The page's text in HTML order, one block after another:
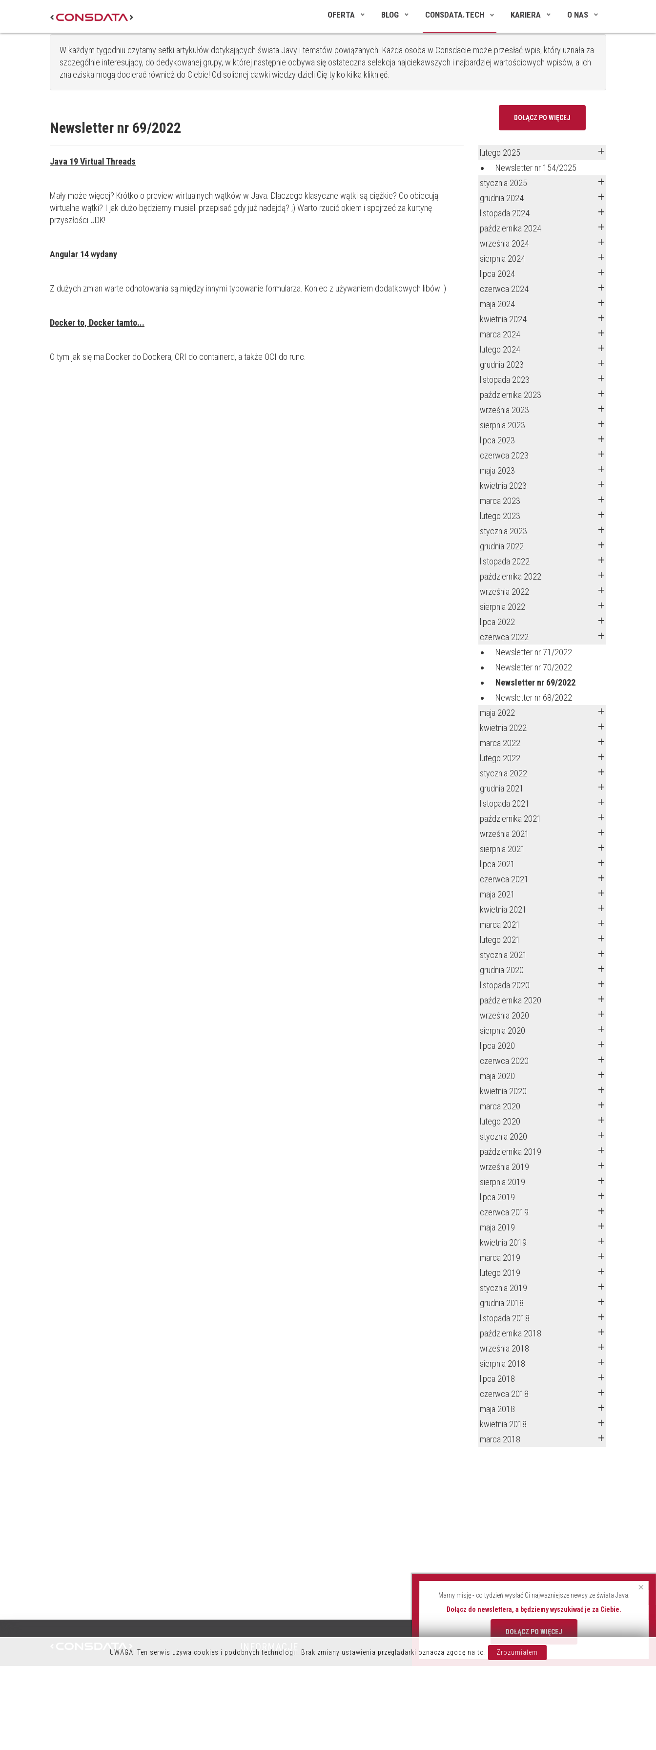
OFERTA BLOG CONSDATA.TECH KARIERA O NAS
W każdym tygodniu czytamy setki artykułów dotykających świata Javy i tematów powiązanych. Każda osoba w Consdacie może przesłać wpis, który uznała za
szczególnie interesujący, do dedykowanej grupy, w której następnie odbywa się ostateczna selekcja najciekawszych i najbardziej wartościowych wpisów, a ich
znaleziska mogą docierać również do Ciebie! Od solidnej dawki wiedzy dzieli Cię tylko kilka kliknięć.
Newsletter nr 69/2022
Java 19 Virtual Threads
Mały może więcej? Krótko o preview wirtualnych wątków w Java. Dlaczego klasyczne wątki są ciężkie? Co obiecują
wirtualne wątki? I jak dużo będziemy musieli przepisać gdy już nadejdą? ;) Warto rzucić okiem i spojrzeć za kurtynę
przyszłości JDK!
Angular 14 wydany
Z dużych zmian warte odnotowania są między innymi typowanie formularza. Koniec z używaniem dodatkowych libów :)
Docker to, Docker tamto...
O tym jak się ma Docker do Dockera, CRI do containerd, a także OCI do runc.
DOŁĄCZ PO WIĘCEJ
lutego 2025
Newsletter nr 154/2025
stycznia 2025
grudnia 2024
listopada 2024
października 2024
września 2024
sierpnia 2024
lipca 2024
czerwca 2024
maja 2024
kwietnia 2024
marca 2024
lutego 2024
grudnia 2023
listopada 2023
października 2023
września 2023
sierpnia 2023
lipca 2023
czerwca 2023
maja 2023
kwietnia 2023
marca 2023
lutego 2023
stycznia 2023
grudnia 2022
listopada 2022
października 2022
września 2022
sierpnia 2022
lipca 2022
czerwca 2022
Newsletter nr 71/2022
Newsletter nr 70/2022
Newsletter nr 69/2022
Newsletter nr 68/2022
maja 2022
kwietnia 2022
marca 2022
lutego 2022
stycznia 2022
grudnia 2021
listopada 2021
października 2021
września 2021
sierpnia 2021
lipca 2021
czerwca 2021
maja 2021
kwietnia 2021
marca 2021
lutego 2021
stycznia 2021
grudnia 2020
listopada 2020
października 2020
września 2020
sierpnia 2020
lipca 2020
czerwca 2020
maja 2020
kwietnia 2020
marca 2020
lutego 2020
stycznia 2020
października 2019
września 2019
sierpnia 2019
lipca 2019
czerwca 2019
maja 2019
kwietnia 2019
marca 2019
lutego 2019
stycznia 2019
grudnia 2018
listopada 2018
października 2018
września 2018
sierpnia 2018
lipca 2018
czerwca 2018
maja 2018
kwietnia 2018
marca 2018
INFORMACJE POZOSTAŃ W KONTAKCIE
UWAGA! Ten serwis używa cookies i podobnych technologii. Brak zmiany ustawienia przeglądarki oznacza zgodę na to. Zrozumiałem
×
Mamy misję - co tydzień wysłać Ci najważniejsze newsy ze świata Java.
Dołącz do newslettera, a będziemy wyszukiwać je za Ciebie.
DOŁĄCZ PO WIĘCEJ